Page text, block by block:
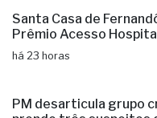
Santa Casa de
Prêmio Acesso